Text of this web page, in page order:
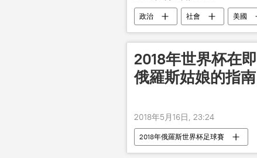
政治 社會 美國
2018年世界杯在
俄羅斯姑娘的指南
2018年5月16日, 23:24
2018年俄羅斯世界杯足球賽